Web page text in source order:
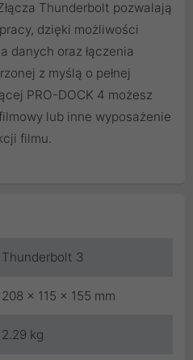
Thunderbolt pozwalają
dzięki możliwości
danych oraz łączenia
z myślą o pełnej
PRO-DOCK 4 możesz
lub inne wyposażenie
filmu.
Thunderbolt 3
208 x 115 x 155 mm
2.29 kg